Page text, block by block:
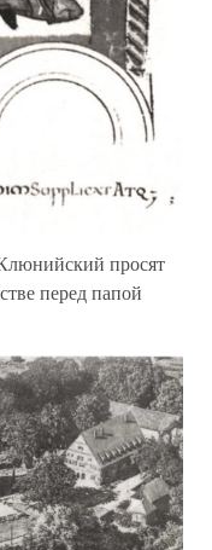
просят
перед папой